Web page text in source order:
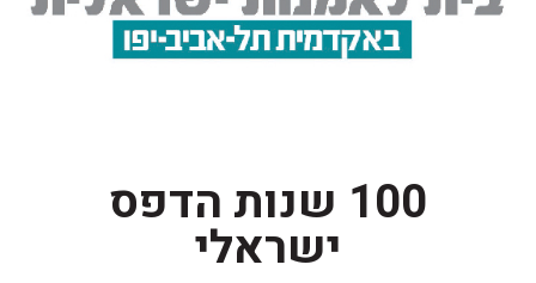
100 שנות הדפס
ישראלי